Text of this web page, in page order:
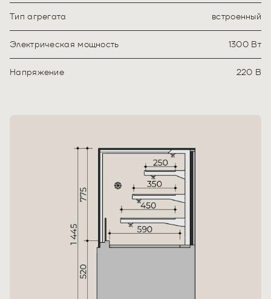
Тип агрегата встроенный
Электрическая мощность 1300 Вт
Напряжение 220 В